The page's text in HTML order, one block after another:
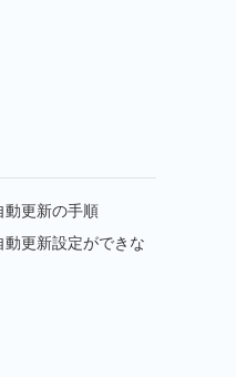
更新の手順
更新設定ができな